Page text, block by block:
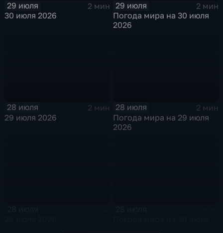
29 июля
2 мин
30 июля 2026
29 июля
2 мин
Погода мира на 30 июля
2026
28 июля
2 мин
29 июля 2026
28 июля
2 мин
Погода мира на 29 июля
2026